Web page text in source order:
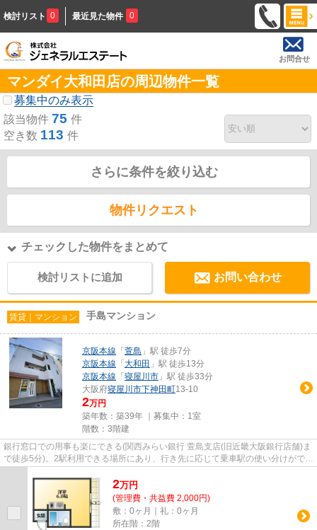
検討リスト 0 最近見た物件 0
お問合せ
マンダイ大和田店の周辺物件一覧
募集中のみ表示
該当物件 75 件
空き数 113 件
さらに条件を絞り込む
物件リクエスト
チェックした物件をまとめて
検討リストに追加 お問い合わせ
賃貸｜マンション 手島マンション
京阪本線 「 萱島 」駅 徒歩7分
京阪本線 「 大和田 」駅 徒歩13分
京阪本線 「 寝屋川市 」駅 徒歩33分
大阪府寝屋川市下神田町13-10
2万円
築年数：築39年 ｜募集中： 1室
階数：3階建
銀行窓口での用事も楽にできる(関西みらい銀行 萱島支店(旧近畿大阪銀行店舗)ま
で徒歩5分)。2駅利用できる場所にあり、行き先に応じて乗車駅の使い分けができ
2万円
(管理費・共益費 2,000円)
敷：0ヶ月｜礼：0ヶ月
所在階：2階